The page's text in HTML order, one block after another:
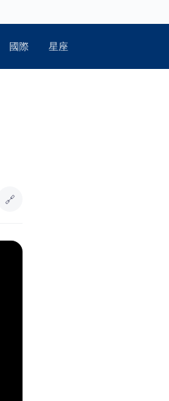
國際 星座
🔗